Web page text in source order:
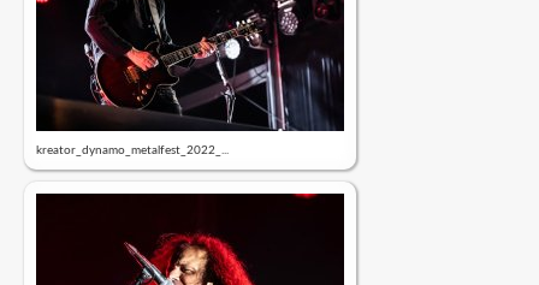
kreator_dynamo_metalfest_2022_...